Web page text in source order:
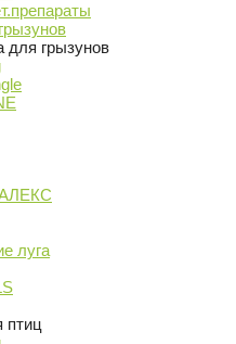
для грызунов
луга
птиц